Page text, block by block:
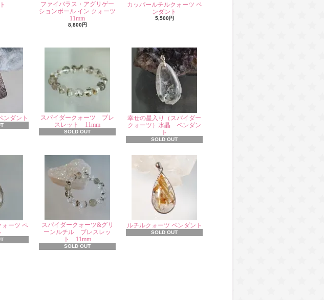
ト
ファイバラス・アグリゲー
ションボール イン クォーツ
11mm
8,800円
カッパールチルクォーツ ペ
ンダント
5,500円
ンダント
スパイダークォーツ ブレ
スレット 11mm
SOLD OUT
幸せの星入り（スパイダー
クォーツ）水晶 ペンダン
ト
SOLD OUT
ォーツ ペ
スパイダークォーツ&グリ
ーンルチル ブレスレッ
ト 11mm
SOLD OUT
ルチルクォーツ ペンダント
SOLD OUT